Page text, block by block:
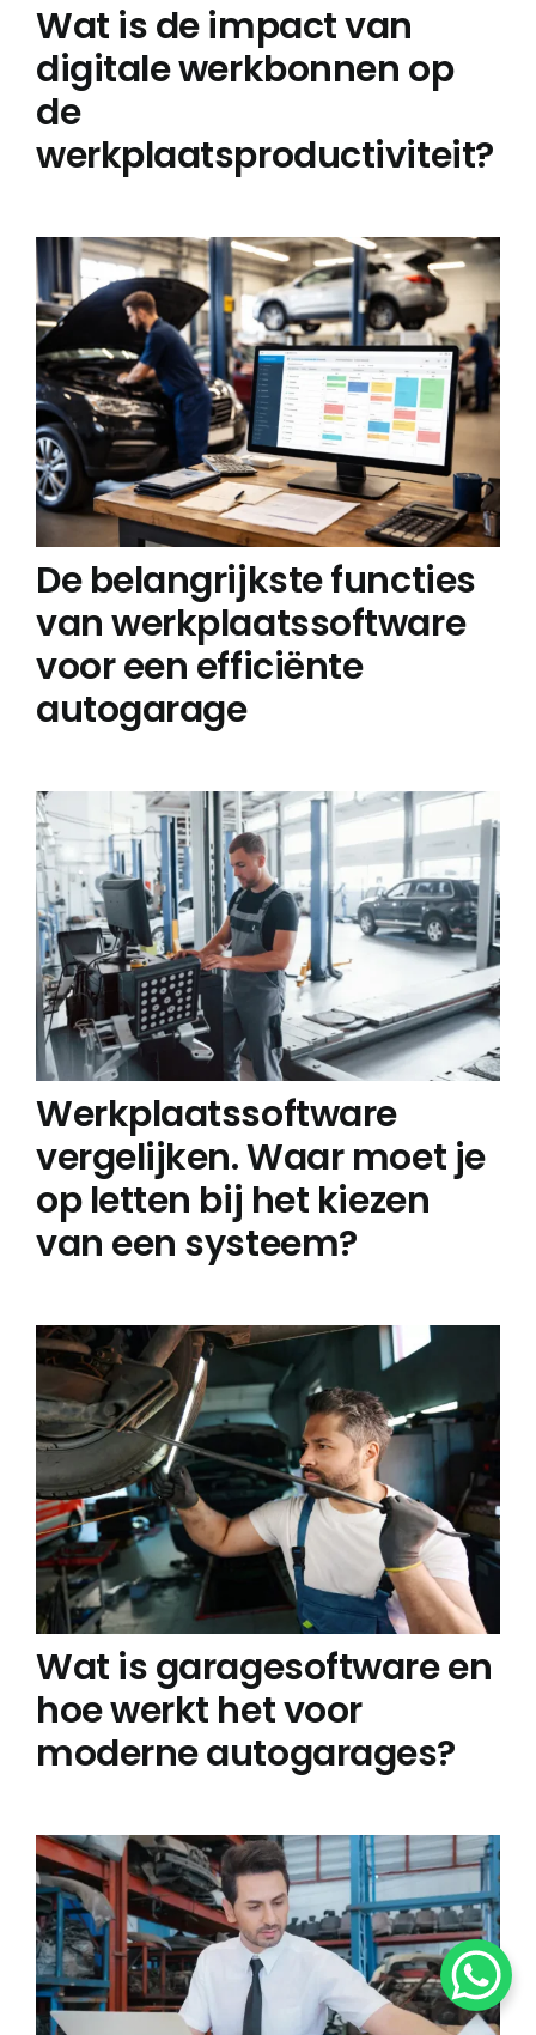
Wat is de impact van
digitale werkbonnen op
de
werkplaatsproductiviteit?
De belangrijkste functies
van werkplaatssoftware
voor een efficiënte
autogarage
Werkplaatssoftware
vergelijken. Waar moet je
op letten bij het kiezen
van een systeem?
Wat is garagesoftware en
hoe werkt het voor
moderne autogarages?